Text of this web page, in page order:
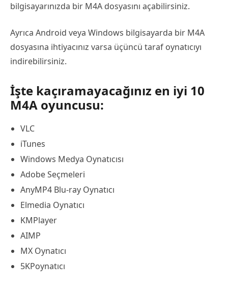
bilgisayarınızda bir M4A dosyasını açabilirsiniz.
Ayrıca Android veya Windows bilgisayarda bir M4A
dosyasına ihtiyacınız varsa üçüncü taraf oynatıcıyı
indirebilirsiniz.
İşte kaçıramayacağınız en iyi 10
M4A oyuncusu:
VLC
iTunes
Windows Medya Oynatıcısı
Adobe Seçmeleri
AnyMP4 Blu-ray Oynatıcı
Elmedia Oynatıcı
KMPlayer
AIMP
MX Oynatıcı
5KPoynatıcı